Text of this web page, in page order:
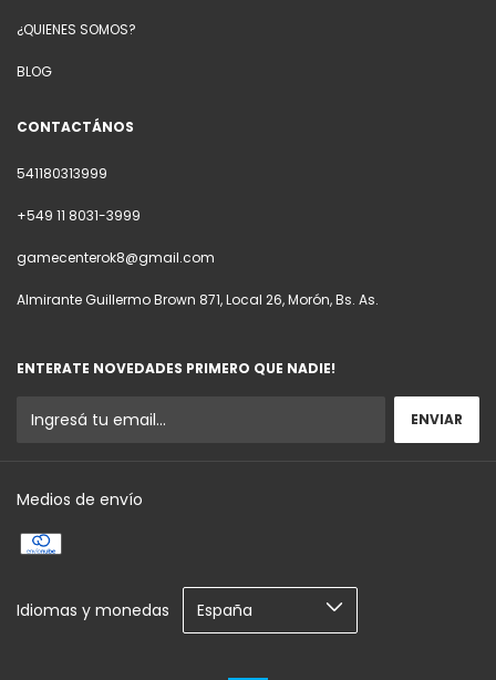
¿QUIENES SOMOS?
BLOG
CONTACTÁNOS
541180313999
+549 11 8031-3999
gamecenterok8@gmail.com
Almirante Guillermo Brown 871, Local 26, Morón, Bs. As.
ENTERATE NOVEDADES PRIMERO QUE NADIE!
Medios de envío
Idiomas y monedas